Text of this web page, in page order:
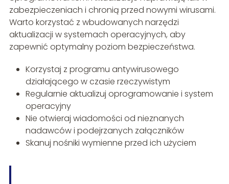
zabezpieczeniach i chronią przed nowymi wirusami.
Warto korzystać z wbudowanych narzędzi
aktualizacji w systemach operacyjnych, aby
zapewnić optymalny poziom bezpieczeństwa.
Korzystaj z programu antywirusowego
działającego w czasie rzeczywistym
Regularnie aktualizuj oprogramowanie i system
operacyjny
Nie otwieraj wiadomości od nieznanych
nadawców i podejrzanych załączników
Skanuj nośniki wymienne przed ich użyciem